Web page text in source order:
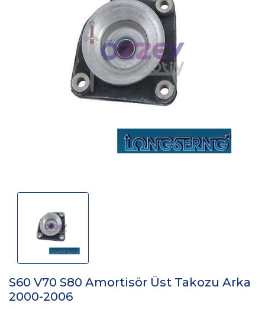
S60 V70 S80 Amortisör Üst Takozu Arka
2000-2006